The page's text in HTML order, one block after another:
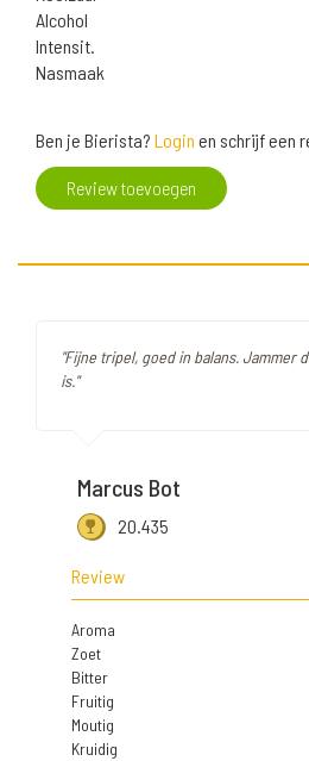
Alcohol
Intensit.
Nasmaak
Ben je Bierista? Login en schrijf een
Review toevoegen
"Fijne tripel, goed in balans. Jammer
is."
Marcus Bot
20.435
Review
Aroma
Zoet
Bitter
Fruitig
Moutig
Kruidig